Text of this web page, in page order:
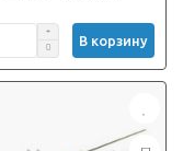
В корзину